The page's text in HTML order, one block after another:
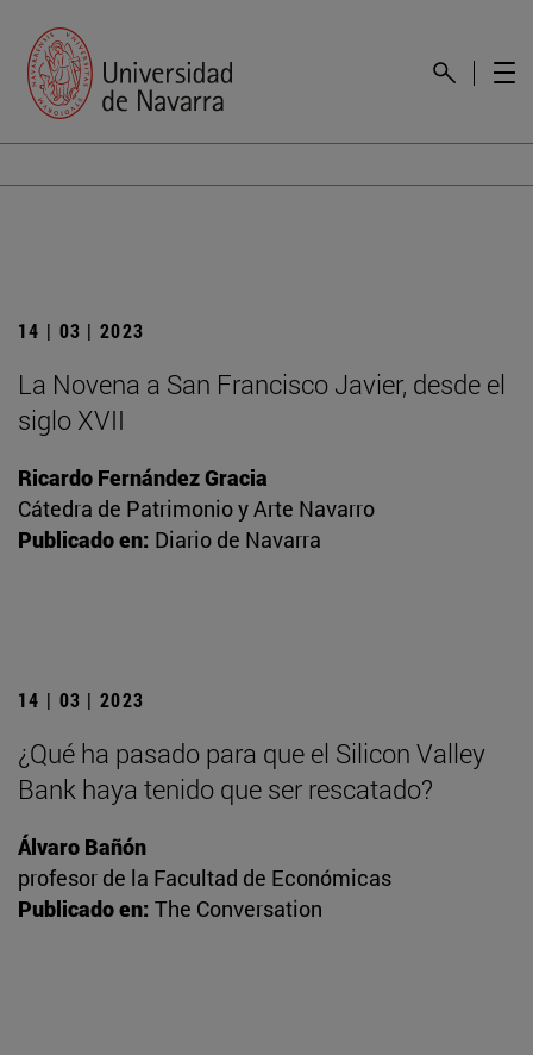
14 | 03 | 2023
La Novena a San Francisco Javier, desde el
siglo XVII
Ricardo Fernández Gracia
Cátedra de Patrimonio y Arte Navarro
Publicado en: Diario de Navarra
14 | 03 | 2023
¿Qué ha pasado para que el Silicon Valley
Bank haya tenido que ser rescatado?
Álvaro Bañón
profesor de la Facultad de Económicas
Publicado en: The Conversation